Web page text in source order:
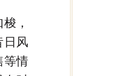
，
日风
等情